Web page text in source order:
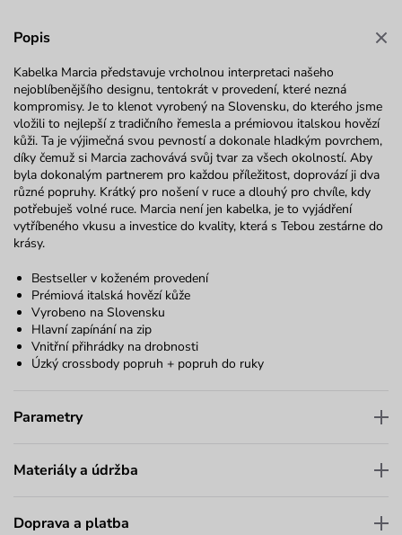
Popis
Kabelka Marcia představuje vrcholnou interpretaci našeho
nejoblíbenějšího designu, tentokrát v provedení, které nezná
kompromisy. Je to klenot vyrobený na Slovensku, do kterého jsme
vložili to nejlepší z tradičního řemesla a prémiovou italskou hovězí
kůži. Ta je výjimečná svou pevností a dokonale hladkým povrchem,
díky čemuž si Marcia zachovává svůj tvar za všech okolností. Aby
byla dokonalým partnerem pro každou příležitost, doprovází ji dva
různé popruhy. Krátký pro nošení v ruce a dlouhý pro chvíle, kdy
potřebuješ volné ruce. Marcia není jen kabelka, je to vyjádření
vytříbeného vkusu a investice do kvality, která s Tebou zestárne do
krásy.
Bestseller v koženém provedení
Prémiová italská hovězí kůže
Vyrobeno na Slovensku
Hlavní zapínání na zip
Vnitřní přihrádky na drobnosti
Úzký crossbody popruh + popruh do ruky
Parametry
Materiály a údržba
Doprava a platba